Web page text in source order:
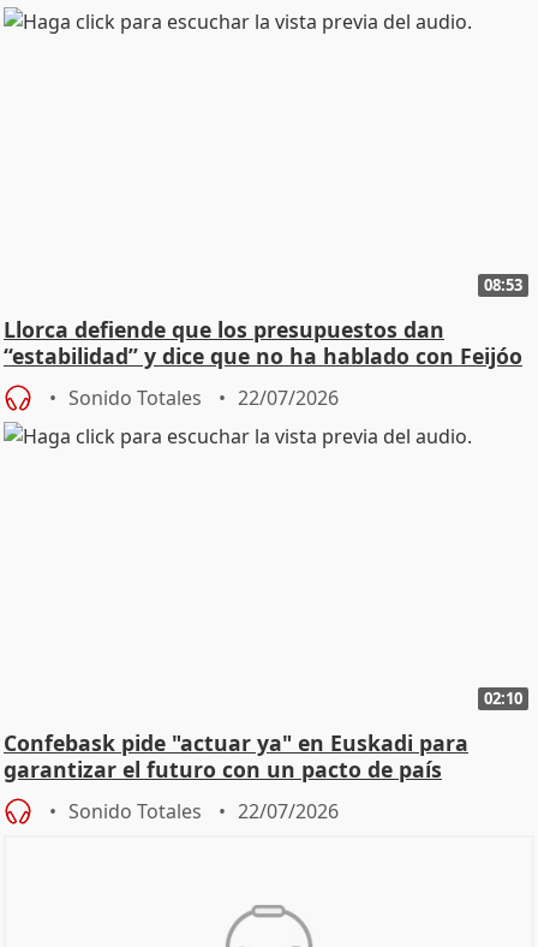
08:53
Llorca defiende que los presupuestos dan
“estabilidad” y dice que no ha hablado con Feijóo
Sonido Totales 22/07/2026
02:10
Confebask pide "actuar ya" en Euskadi para
garantizar el futuro con un pacto de país
Sonido Totales 22/07/2026